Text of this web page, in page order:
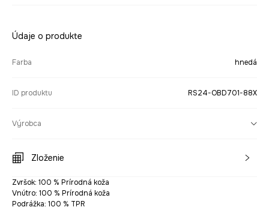
Údaje o produkte
Farba hnedá
ID produktu RS24-OBD701-88X
Výrobca
Zloženie
Zvršok: 100 % Prírodná koža
Vnútro: 100 % Prírodná koža
Podrážka: 100 % TPR